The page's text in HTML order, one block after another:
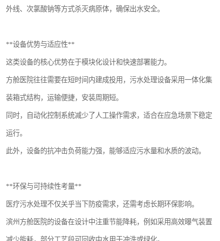
外线、次氯酸钠等方式杀灭病原体，确保出水安全。
**设备优势与适应性**
这类设备的核心优势在于模块化设计和快速部署能力。
方舱医院往往需要在短时间内建成投用，污水处理设备采用一体化集
装箱式结构，运输便捷，安装周期短。
同时，自动化控制系统减少了人工操作需求，适合在应急场景下稳定
运行。
此外，设备的抗冲击负荷能力强，能够适应污水量和水质的波动。
**环保与可持续性考量**
医疗污水处理不仅关乎当下防疫需求，还需考虑长期环保影响。
滨州方舱医院的设备在设计中注重节能降耗，例如采用高效曝气装置